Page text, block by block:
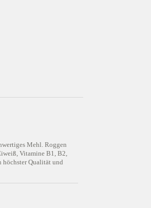
Mehl. Roggen
Vitamine B1, B2,
höchster Qualität und